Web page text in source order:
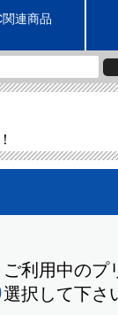
関連商品